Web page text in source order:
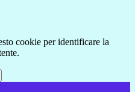
cookie per identificare la